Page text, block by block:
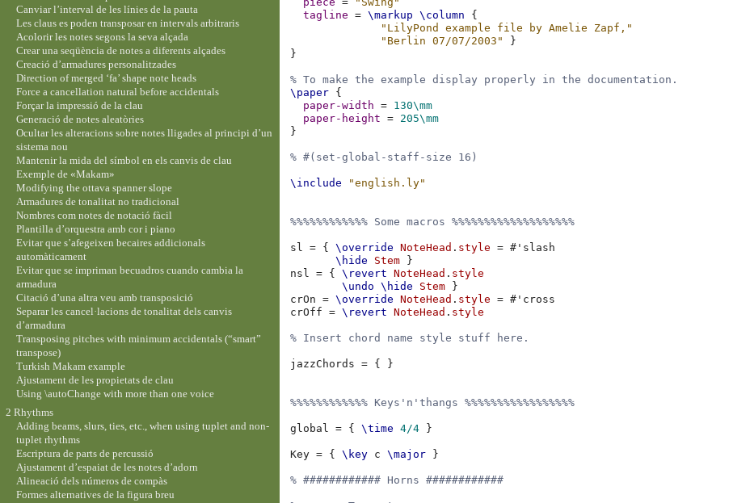
tagline
= \markup \column
{
"LilyPond example file by Amelie Zapf,"
"Berlin 07/07/2003"
}
}
% To make the example display properly in the documentation.
\paper {
paper-width
= 130\mm
paper-height
= 205\mm
}
% #(set-global-staff-size 16)
\include "english.ly"
%%%%%%%%%%%% Some macros %%%%%%%%%%%%%%%%%%%
sl = { \override NoteHead . style = # 'slash
\hide
Stem
}
nsl
= { \revert NoteHead . style
\undo
\hide Stem
}
crOn
= \override NoteHead . style = # 'cross
crOff
= \revert NoteHead . style
% Insert chord name style stuff here.
jazzChords = { }
%%%%%%%%%%%% Keys'n'thangs %%%%%%%%%%%%%%%%%
global = { \time 4/4 }
Key = { \key c \major }
% ############ Horns ############
Canviar l’interval de les línies de la pauta
Les claus es poden transposar en intervals arbitraris
Acolorir les notes segons la seva alçada
Crear una seqüència de notes a diferents alçades
Creació d’armadures personalitzades
Direction of merged ‘fa’ shape note heads
Force a cancellation natural before accidentals
Forçar la impressió de la clau
Generació de notes aleatòries
Ocultar les alteracions sobre notes lligades al principi d’un
sistema nou
Mantenir la mida del símbol en els canvis de clau
Exemple de «Makam»
Modifying the ottava spanner slope
Armadures de tonalitat no tradicional
Nombres com notes de notació fàcil
Plantilla d’orquestra amb cor i piano
Evitar que s’afegeixen becaires addicionals
automàticament
Evitar que se impriman becuadros cuando cambia la
armadura
Citació d’una altra veu amb transposició
Separar les cancel·lacions de tonalitat dels canvis
d’armadura
Transposing pitches with minimum accidentals (“smart”
transpose)
Turkish Makam example
Ajustament de les propietats de clau
Using \autoChange with more than one voice
2 Rhythms
Adding beams, slurs, ties, etc., when using tuplet and non-
tuplet rhythms
Escriptura de parts de percussió
Ajustament d’espaiat de les notes d’adorn
Alineació dels números de compàs
Formes alternatives de la figura breu